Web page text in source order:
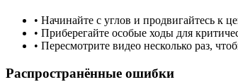
• Начинайте с углов и продвигайтесь к
• Приберегайте особые ходы для
• Пересмотрите видео несколько раз,
Распространённые ошибки